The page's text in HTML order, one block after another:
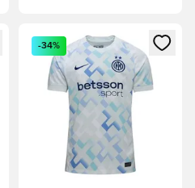
kot član
Odpre Modal za prijavo ali
-34%